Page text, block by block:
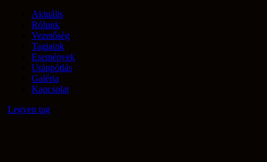
Aktuális
Rólunk
Vezetőség
Tagjaink
Események
Utánpótlás
Galéria
Kapcsolat
Legyen tag